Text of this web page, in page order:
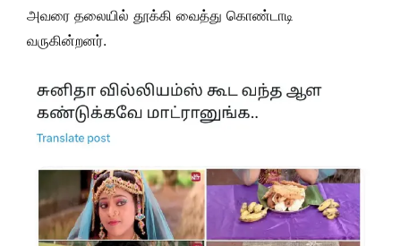
அவரை தலையில் தூக்கி வைத்து கொண்டாடி
வருகின்றனர்.